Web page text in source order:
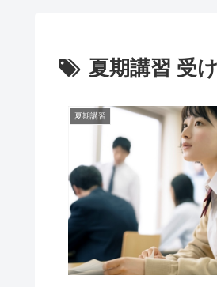
夏期講習 受
夏期講習